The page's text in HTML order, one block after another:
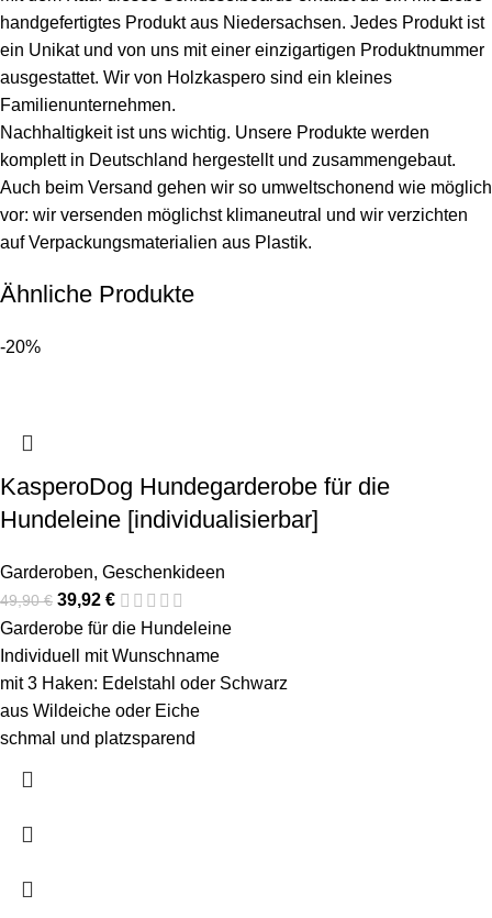
handgefertigtes Produkt aus Niedersachsen. Jedes Produkt ist
ein Unikat und von uns mit einer einzigartigen Produktnummer
ausgestattet. Wir von Holzkaspero sind ein kleines
Familienunternehmen.
Nachhaltigkeit ist uns wichtig. Unsere Produkte werden
komplett in Deutschland hergestellt und zusammengebaut.
Auch beim Versand gehen wir so umweltschonend wie möglich
vor: wir versenden möglichst klimaneutral und wir verzichten
auf Verpackungsmaterialien aus Plastik.
Ähnliche Produkte
-20%
KasperoDog Hundegarderobe für die
Hundeleine [individualisierbar]
Garderoben, Geschenkideen
49,90€ 39,92 €
Garderobe für die Hundeleine
Individuell mit Wunschname
mit 3 Haken: Edelstahl oder Schwarz
aus Wildeiche oder Eiche
schmal und platzsparend